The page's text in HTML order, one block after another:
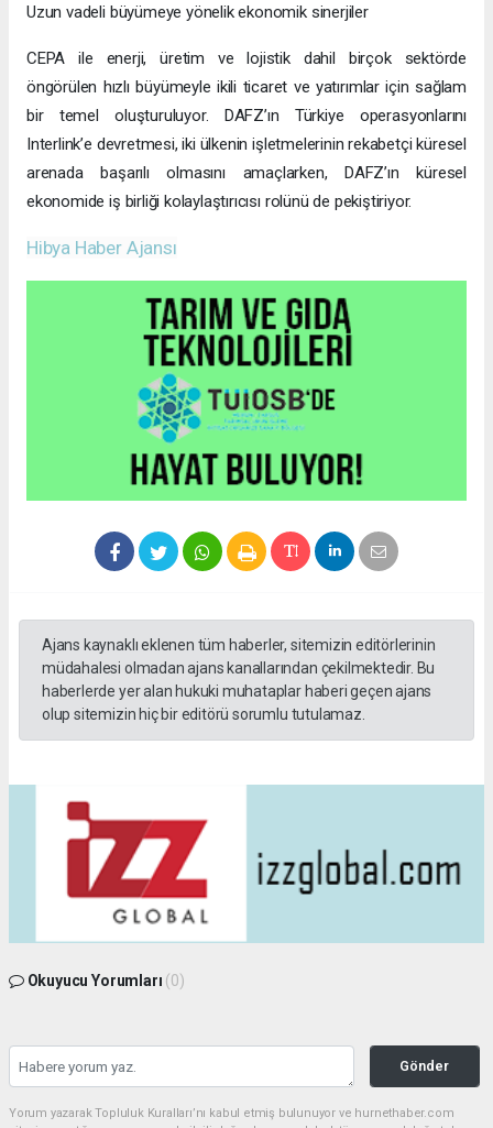
Uzun vadeli büyümeye yönelik ekonomik sinerjiler
CEPA ile enerji, üretim ve lojistik dahil birçok sektörde
öngörülen hızlı büyümeyle ikili ticaret ve yatırımlar için sağlam
bir temel oluşturuluyor. DAFZ’ın Türkiye operasyonlarını
Interlink’e devretmesi, iki ülkenin işletmelerinin rekabetçi küresel
arenada başarılı olmasını amaçlarken, DAFZ’ın küresel
ekonomide iş birliği kolaylaştırıcısı rolünü de pekiştiriyor.
Hibya Haber Ajansı
Ajans kaynaklı eklenen tüm haberler, sitemizin editörlerinin
müdahalesi olmadan ajans kanallarından çekilmektedir. Bu
haberlerde yer alan hukuki muhataplar haberi geçen ajans
olup sitemizin hiç bir editörü sorumlu tutulamaz.
Okuyucu Yorumları (0)
Gönder
Yorum yazarak Topluluk Kuralları’nı kabul etmiş bulunuyor ve hurnethaber.com